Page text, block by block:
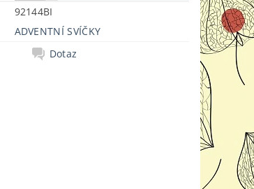
92144BI
ADVENTNÍ SVÍČKY
Dotaz